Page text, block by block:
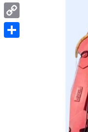
WhatsApp
Copy